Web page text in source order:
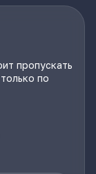
пропускать
по